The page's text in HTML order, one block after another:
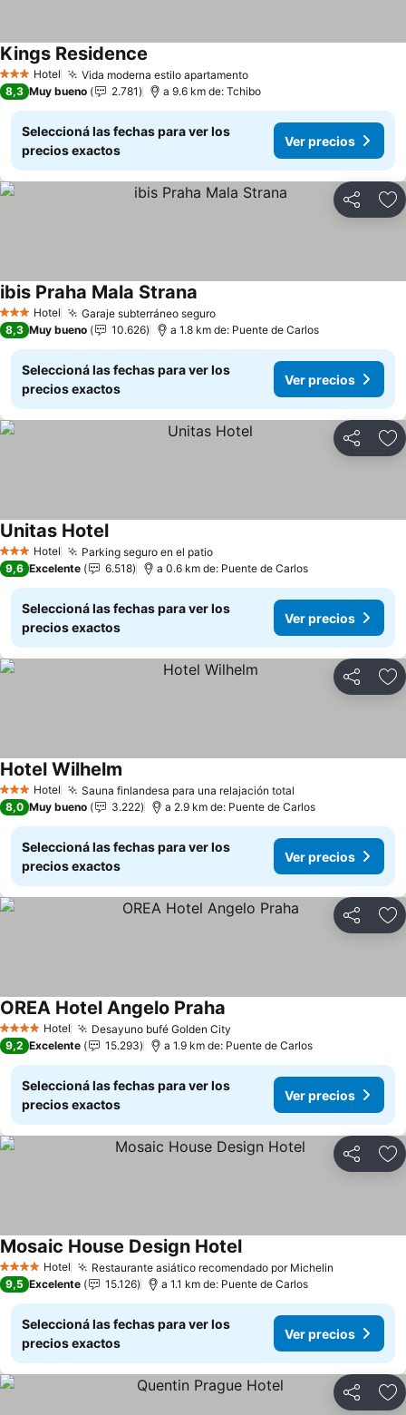
3 Estrellas
Hotel Vida moderna estilo apartamento
Kings Residence
8,3 Muy bueno 2.781 a 9.6 km de: Tchibo
Seleccioná las fechas para ver los
precios exactos
Ver precios
Compartir
3 Estrellas
Hotel Garaje subterráneo seguro
ibis Praha Mala Strana
8,3 Muy bueno 10.626 a 1.8 km de: Puente de Carlos
Seleccioná las fechas para ver los
precios exactos
Ver precios
Compartir
3 Estrellas
Hotel Parking seguro en el patio
Unitas Hotel
9,6 Excelente 6.518 a 0.6 km de: Puente de Carlos
Seleccioná las fechas para ver los
precios exactos
Ver precios
Compartir
3 Estrellas
Hotel Sauna finlandesa para una relajación total
Hotel Wilhelm
8,0 Muy bueno 3.222 a 2.9 km de: Puente de Carlos
Seleccioná las fechas para ver los
precios exactos
Ver precios
Compartir
4 EstrellasHotel Desayuno bufé Golden City
OREA Hotel Angelo Praha
9,2 Excelente 15.293 a 1.9 km de: Puente de Carlos
Seleccioná las fechas para ver los
precios exactos
Ver precios
Compartir
4 EstrellasHotel Restaurante asiático recomendado por Michelin
Mosaic House Design Hotel
9,5 Excelente 15.126 a 1.1 km de: Puente de Carlos
Seleccioná las fechas para ver los
precios exactos
Ver precios
Compartir